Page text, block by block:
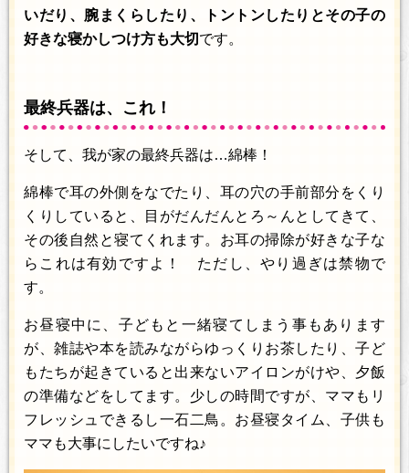
いだり、腕まくらしたり、トントンしたりとその子の
好きな寝かしつけ方も大切です。
最終兵器は、これ！
そして、我が家の最終兵器は…綿棒！
綿棒で耳の外側をなでたり、耳の穴の手前部分をくり
くりしていると、目がだんだんとろ～んとしてきて、
その後自然と寝てくれます。お耳の掃除が好きな子な
らこれは有効ですよ！ ただし、やり過ぎは禁物で
す。
お昼寝中に、子どもと一緒寝てしまう事もあります
が、雑誌や本を読みながらゆっくりお茶したり、子ど
もたちが起きていると出来ないアイロンがけや、夕飯
の準備などをしてます。少しの時間ですが、ママもリ
フレッシュできるし一石二鳥。お昼寝タイム、子供も
ママも大事にしたいですね♪